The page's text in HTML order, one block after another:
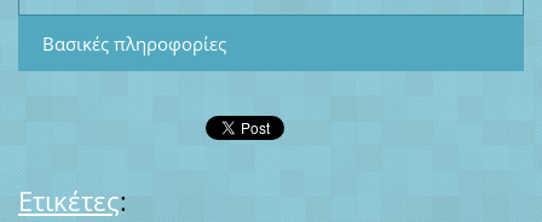
Βασικές πληροφορίες
Ετικέτες: